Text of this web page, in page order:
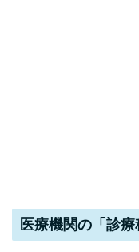
医療機関の「診